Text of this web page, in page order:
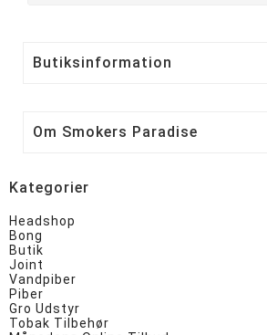
Butiksinformation
Om Smokers Paradise
Kategorier
Headshop
Bong
Butik
Joint
Vandpiber
Piber
Gro Udstyr
Tobak Tilbehør